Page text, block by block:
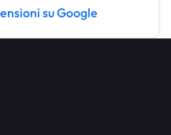
su Google